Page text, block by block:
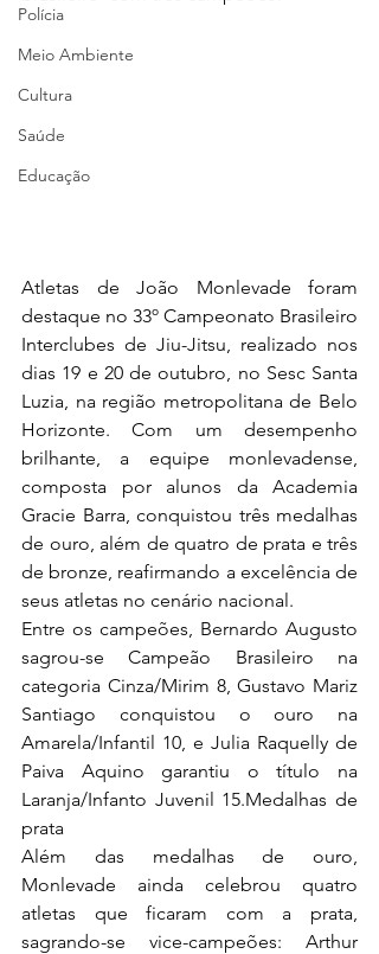
Polícia
Meio Ambiente
Cultura
Saúde
Educação
Atletas de João Monlevade foram
destaque no 33º Campeonato Brasileiro
Interclubes de Jiu-Jitsu, realizado nos
dias 19 e 20 de outubro, no Sesc Santa
Luzia, na região metropolitana de Belo
Horizonte. Com um desempenho
brilhante, a equipe monlevadense,
composta por alunos da Academia
Gracie Barra, conquistou três medalhas
de ouro, além de quatro de prata e três
de bronze, reafirmando a excelência de
seus atletas no cenário nacional.
Entre os campeões, Bernardo Augusto
sagrou-se Campeão Brasileiro na
categoria Cinza/Mirim 8, Gustavo Mariz
Santiago conquistou o ouro na
Amarela/Infantil 10, e Julia Raquelly de
Paiva Aquino garantiu o título na
Laranja/Infanto Juvenil 15.Medalhas de
prata
Além das medalhas de ouro,
Monlevade ainda celebrou quatro
atletas que ficaram com a prata,
sagrando-se vice-campeões: Arthur